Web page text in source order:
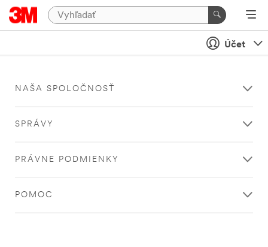
Účet
NAŠA SPOLOČNOSŤ
SPRÁVY
PRÁVNE PODMIENKY
POMOC